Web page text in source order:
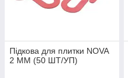
Підкова для плитки NOVA
2 ММ (50 ШТ/УП)